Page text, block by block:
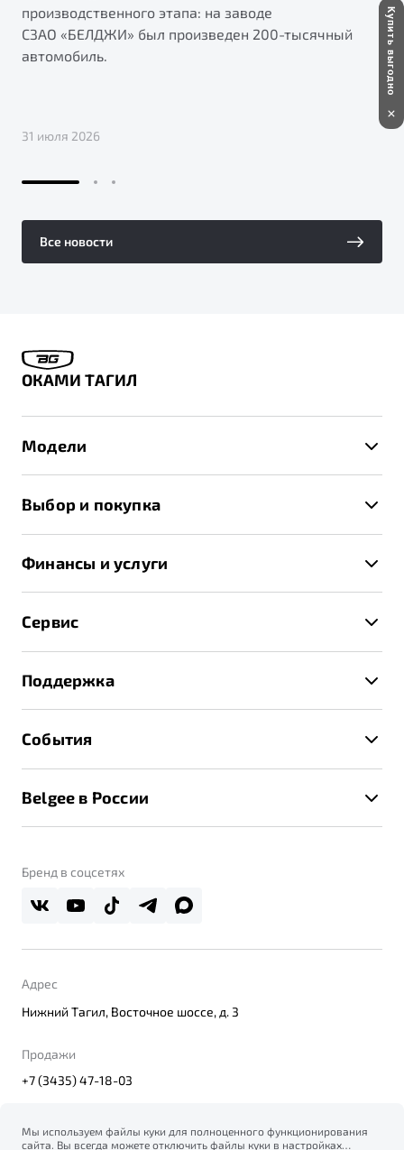
производственного этапа: на заводе
СЗАО «БЕЛДЖИ» был произведен 200-тысячный
автомобиль.
31 июля 2026
Все новости
ОКАМИ ТАГИЛ
Модели
X70
Выбор и покупка
Спецпредложения и Акции
Записаться на тест-драйв
Получить предложение
Финансы и услуги
Трейд-ин
Страхование
Расчет КАСКО
Сервис
Руководство по эксплуатации
Техническое обслуживание
Калькулятор ТО
Поддержка
Помощь на дорогах
Belgee Линк
События
Контакты
Belgee в России
О дилерском центре
Правовая информация
Бренд в соцсетях
Адрес
Нижний Тагил, Восточное шоссе, д. 3
Продажи
+7 (3435) 47-18-03
© 2026
Мы используем файлы куки для полноценного функционирования
сайта. Вы всегда можете отключить файлы куки в настройках
Купить выгодно